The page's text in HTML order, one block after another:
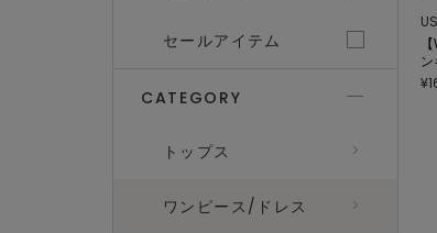
セールアイテム
CATEGORY
トップス
ワンピース/ドレス
ン